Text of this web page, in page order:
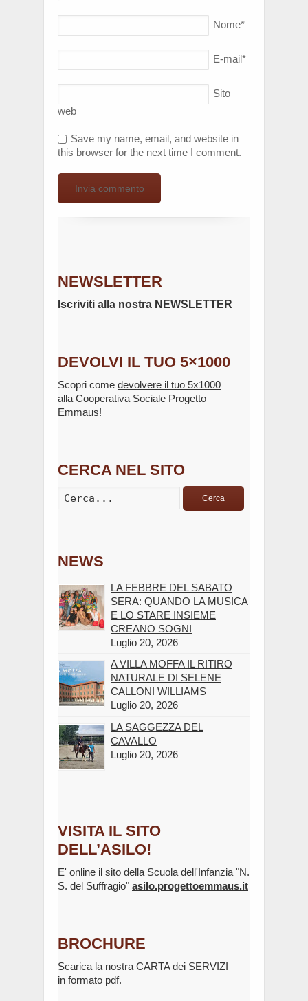
Nome*
E-mail*
Sito
web
Save my name, email, and website in
this browser for the next time I comment.
NEWSLETTER
Iscriviti alla nostra NEWSLETTER
DEVOLVI IL TUO 5×1000
Scopri come devolvere il tuo 5x1000
alla Cooperativa Sociale Progetto
Emmaus!
CERCA NEL SITO
Cerca
NEWS
LA FEBBRE DEL SABATO
SERA: QUANDO LA MUSICA
E LO STARE INSIEME
CREANO SOGNI
Luglio 20, 2026
A VILLA MOFFA IL RITIRO
NATURALE DI SELENE
CALLONI WILLIAMS
Luglio 20, 2026
LA SAGGEZZA DEL
CAVALLO
Luglio 20, 2026
VISITA IL SITO
DELL’ASILO!
E' online il sito della Scuola dell'Infanzia "N.
S. del Suffragio" asilo.progettoemmaus.it
BROCHURE
Scarica la nostra CARTA dei SERVIZI
in formato pdf.